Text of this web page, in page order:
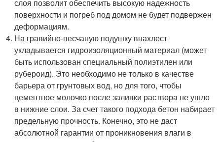
слоя позволит обеспечить высокую надежность
поверхности и погреб под домом не будет подвержен
деформациям.
На гравийно-песчаную подушку внахлест
укладывается гидроизоляционный материал (может
быть использован специальный полиэтилен или
рубероид). Это необходимо не только в качестве
барьера от грунтовых вод, но для того, чтобы
цементное молочко после заливки раствора не ушло
в нижние слои. За счет такого подхода бетон набирает
предельную прочность. Конечно, это не даст
абсолютной гарантии от проникновения влаги в